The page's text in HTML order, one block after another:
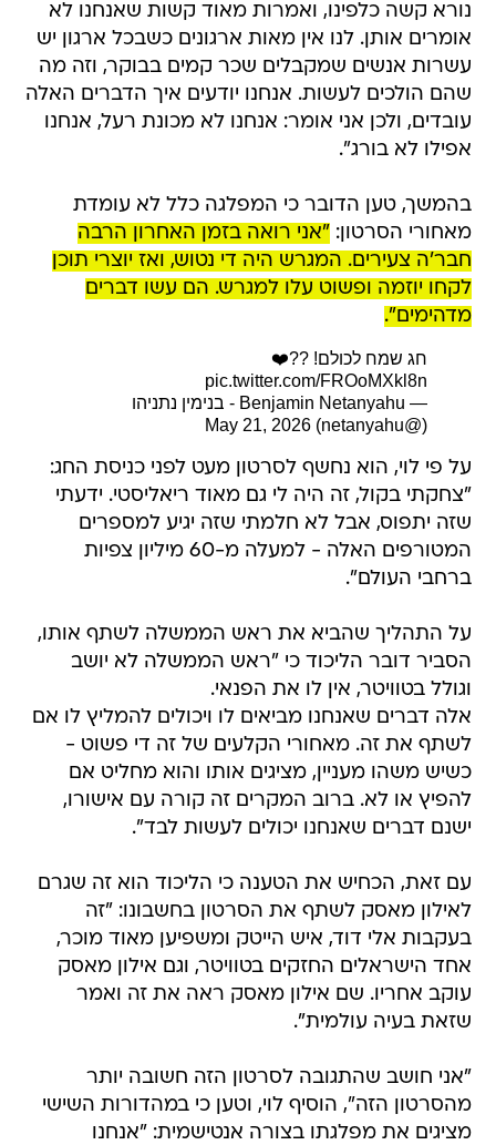
נורא קשה כלפינו, ואמרות מאוד קשות שאנחנו לא
אומרים אותן. לנו אין מאות ארגונים כשבכל ארגון יש
עשרות אנשים שמקבלים שכר קמים בבוקר, וזה מה
שהם הולכים לעשות. אנחנו יודעים איך הדברים האלה
עובדים, ולכן אני אומר: אנחנו לא מכונת רעל, אנחנו
אפילו לא בורג".
בהמשך, טען הדובר כי המפלגה כלל לא עומדת
מאחורי הסרטון: "אני רואה בזמן האחרון הרבה
חבר'ה צעירים. המגרש היה די נטוש, ואז יוצרי תוכן
לקחו יוזמה ופשוט עלו למגרש. הם עשו דברים
מדהימים".
חג שמח לכולם! ??❤️
pic.twitter.com/FROoMXkl8n
— Benjamin Netanyahu - בנימין נתניהו
(@netanyahu)
May 21, 2026
על פי לוי, הוא נחשף לסרטון מעט לפני כניסת החג:
"צחקתי בקול, זה היה לי גם מאוד ריאליסטי. ידעתי
שזה יתפוס, אבל לא חלמתי שזה יגיע למספרים
המטורפים האלה - למעלה מ-60 מיליון צפיות
ברחבי העולם".
על התהליך שהביא את ראש הממשלה לשתף אותו,
הסביר דובר הליכוד כי "ראש הממשלה לא יושב
וגולל בטוויטר, אין לו את הפנאי.
אלה דברים שאנחנו מביאים לו ויכולים להמליץ לו אם
לשתף את זה. מאחורי הקלעים של זה די פשוט -
כשיש משהו מעניין, מציגים אותו והוא מחליט אם
להפיץ או לא. ברוב המקרים זה קורה עם אישורו,
ישנם דברים שאנחנו יכולים לעשות לבד".
עם זאת, הכחיש את הטענה כי הליכוד הוא זה שגרם
לאילון מאסק לשתף את הסרטון בחשבונו: "זה
בעקבות אלי דוד, איש הייטק ומשפיען מאוד מוכר,
אחד הישראלים החזקים בטוויטר, וגם אילון מאסק
עוקב אחריו. שם אילון מאסק ראה את זה ואמר
שזאת בעיה עולמית".
"אני חושב שהתגובה לסרטון הזה חשובה יותר
מהסרטון הזה", הוסיף לוי, וטען כי במהדורות השישי
מציגים את מפלגתו בצורה אנטישמית: "אנחנו